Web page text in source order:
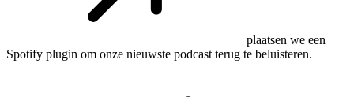
plaatsen we een
Spotify plugin om onze nieuwste podcast terug te beluisteren.